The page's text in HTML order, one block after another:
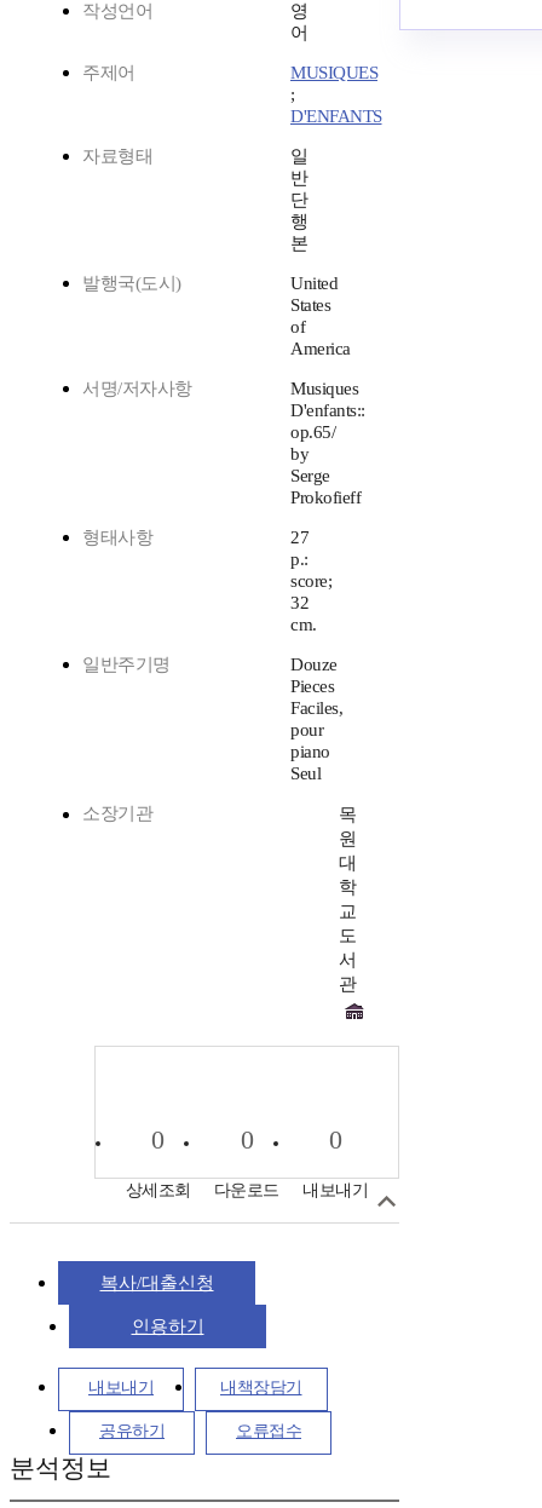
작성언어
영
어
주제어
MUSIQUES
;
D'ENFANTS
자료형태
일
반
단
행
본
발행국(도시)
United
States
of
America
서명/저자사항
Musiques
D'enfants::
op.65/
by
Serge
Prokofieff
형태사항
27
p.:
score;
32
cm.
일반주기명
Douze
Pieces
Faciles,
pour
piano
Seul
소장기관
목
원
대
학
교
도
서
관
0
상세조회
0
다운로드
0
내보내기
복사/대출신청
인용하기
내보내기 내책장담기
공유하기 오류접수
분석정보